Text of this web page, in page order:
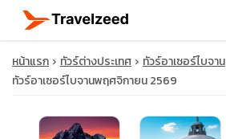
หน้าแรก ทัวร์ต่างประเทศ
ทัวร์อาเซอร์ไบจาน
ทัวร์อาเซอร์ไบจานพฤศจิกายน 2569